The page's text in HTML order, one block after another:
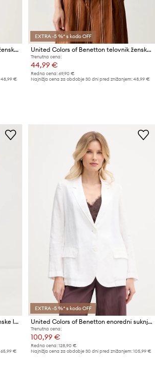
United Colors of Benetton telovnik ženski z lanom
48,99 €
EXTRA -5 %* s kodo OFF
United Colors of Benetton telovnik ženski z lanom
Trenutna cena:
44,99 €
Redna cena: 69,90 €
Najnižja cena za obdobje 30 dni pred znižanjem: 48,99 €
United Colors of Benetton hlače ženske lanene
65,99 €
EXTRA -5 %* s kodo OFF
United Colors of Benetton enoredni suknjič ženski lanen
Trenutna cena:
100,99 €
Redna cena: 128,90 €
Najnižja cena za obdobje 30 dni pred znižanjem: 105,99 €